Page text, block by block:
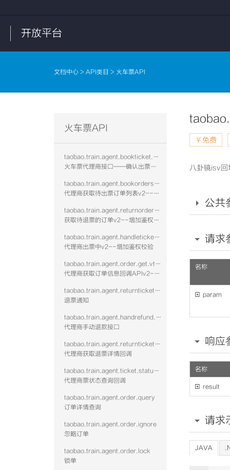
开放平台
文档中心 > API类目 > 火车票API
火车票API
taobao.train.agent.bookticket.confirm.vtwo
火车票代理商接口——确认出票是否成功v2--增加鉴权校验
taobao.train.agent.bookorders.get.vtwo
代理商获取待出票订单列表v2--增加鉴权校验
taobao.train.agent.returnorders.get.vtwo
获取待退票的订单v2--增加鉴权校验
taobao.train.agent.handleticket.confirm.vtwo
代理商出票中v2--增加鉴权校验
taobao.train.agent.order.get.vtwo
代理商获取订单信息回调APIv2--增加鉴权校验
taobao.train.agent.returnticket.confirm.vtwo
退票通知
taobao.train.agent.handrefund.refundfee
代理商手动退款接口
taobao.train.agent.returnticketinfo.get.vtwo
代理商获取退票详情回调
taobao.train.agent.ticket.status.callback
代理商票状态查询回调
taobao.train.agent.order.query
订单详情查询
taobao.train.agent.order.ignore
忽略订单
taobao.train.agent.order.lock
锁单
￥免费
八卦镜isv
公共
请求
名称
 param
响应
名称
 result
请求
JAVA